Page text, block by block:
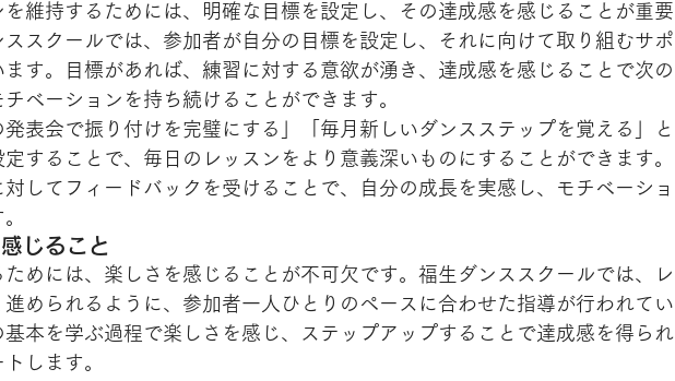
を維持するためには、明確な目標を設定し、その達成感を感じることが重要
ススクールでは、参加者が自分の目標を設定し、それに向けて取り組むサポ
ます。目標があれば、練習に対する意欲が湧き、達成感を感じることで次の
ベーションを持ち続けることができます。
表会で振り付けを完璧にする」「毎月新しいダンスステップを覚える」と
することで、毎日のレッスンをより意義深いものにすることができます。
してフィードバックを受けることで、自分の成長を実感し、モチベーショ
じること
ためには、楽しさを感じることが不可欠です。福生ダンススクールでは、レ
進められるように、参加者一人ひとりのペースに合わせた指導が行われてい
基本を学ぶ過程で楽しさを感じ、ステップアップすることで達成感を得られ
します。